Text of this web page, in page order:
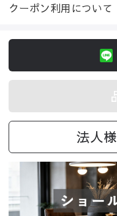
クーポン利用について
法人